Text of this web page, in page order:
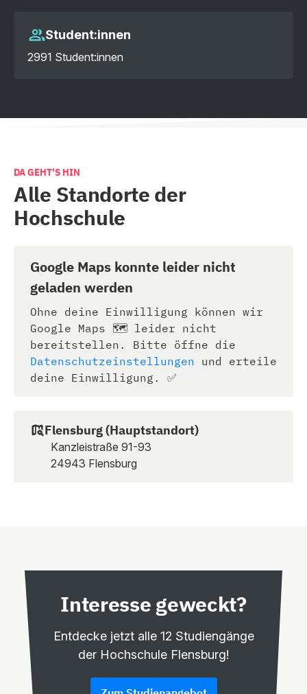
Student:innen
2991 Student:innen
DA GEHT'S HIN
Alle Standorte der
Hochschule
Google Maps konnte leider nicht
geladen werden
Ohne deine Einwilligung können wir
Google Maps 🗺️ leider nicht
bereitstellen. Bitte öffne die
Datenschutzeinstellungen und erteile
deine Einwilligung. ✅
Flensburg (Hauptstandort)
Kanzleistraße 91-93
24943 Flensburg
Interesse geweckt?
Entdecke jetzt alle 12 Studiengänge
der Hochschule Flensburg!